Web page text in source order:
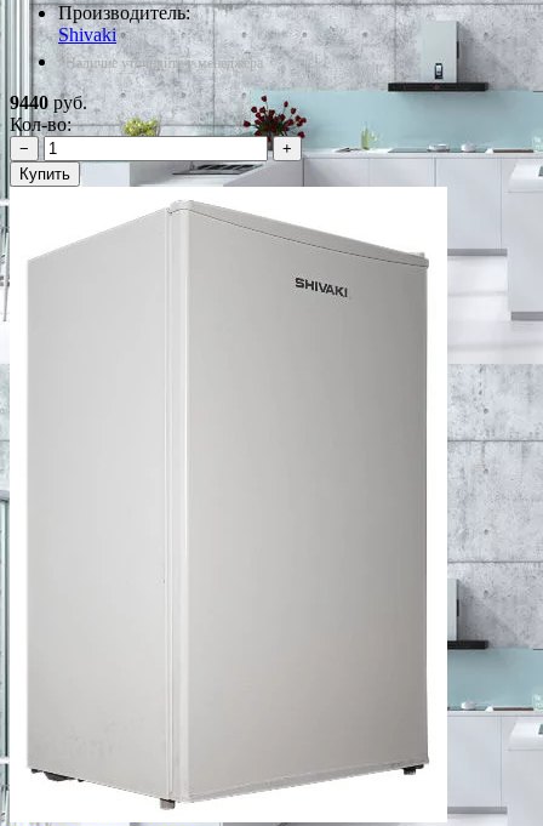
Производитель:
Shivaki
*Наличие уточняйте у менеджера
9440руб.
Кол-во:
−
+
Купить